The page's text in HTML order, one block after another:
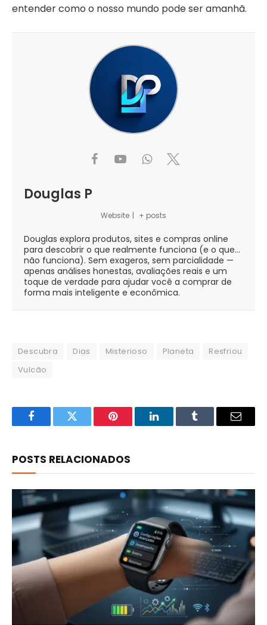
entender como o nosso mundo pode ser amanhã.
Douglas P
Website | + posts
Douglas explora produtos, sites e compras online
para descobrir o que realmente funciona (e o que...
não funciona). Sem exageros, sem parcialidade —
apenas análises honestas, avaliações reais e um
toque de verdade para ajudar você a comprar de
forma mais inteligente e econômica.
Descubra Dias Misterioso Planeta
Resfriou
Vulcão
FacebookTwitter Pinterest LinkedInTumblr Email
POSTS RELACIONADOS